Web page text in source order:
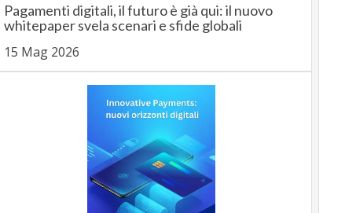
Pagamenti digitali, il futuro è già qui: il nuovo
whitepaper svela scenari e sfide globali
15 Mag 2026